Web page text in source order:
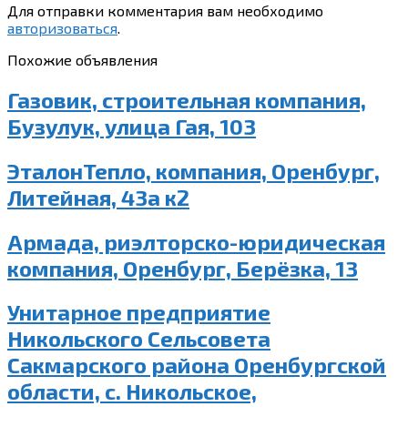
Для отправки комментария вам необходимо
авторизоваться.
Похожие объявления
Газовик, строительная компания,
Бузулук, улица Гая, 103
ЭталонТепло, компания, Оренбург,
Литейная, 43а к2
Армада, риэлторско-юридическая
компания, Оренбург, Берёзка, 13
Унитарное предприятие
Никольского Сельсовета
Сакмарского района Оренбургской
области, с. Никольское,